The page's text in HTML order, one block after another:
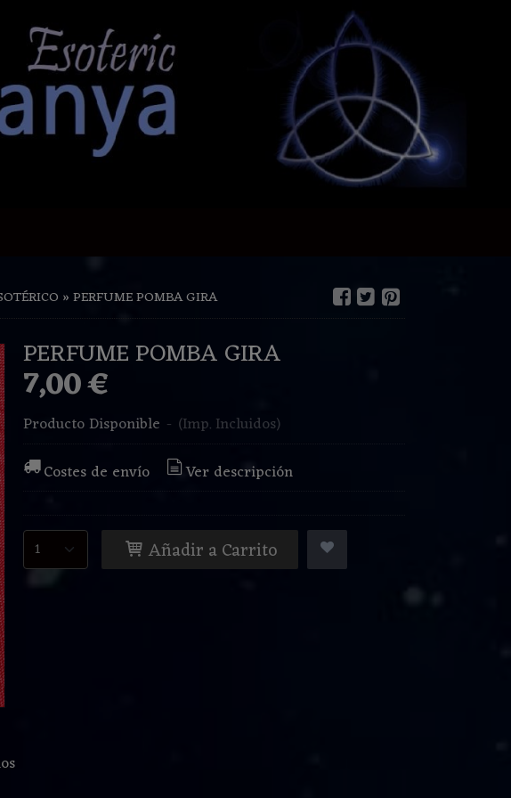
»PERFUME POMBA GIRA
PERFUME POMBA GIRA
7,00 €
Producto Disponible - (Imp. Incluidos)
Costes de envío
Ver descripción
Añadir a Carrito